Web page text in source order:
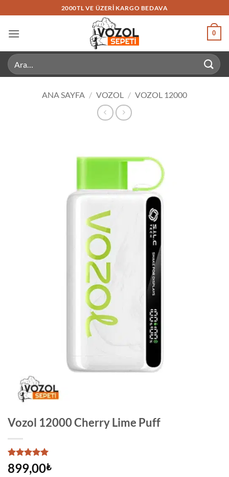
atla
2000TL VE ÜZERI KARGO BEDAVA
0
Ara:
ANA SAYFA / VOZOL / VOZOL 12000
Vozol 12000 Cherry Lime Puff
7
müşteri
puanına
899,00₺